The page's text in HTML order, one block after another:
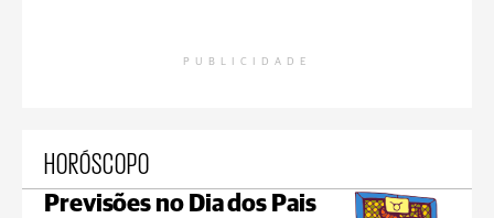
PUBLICIDADE
HORÓSCOPO
Previsões no Dia dos Pais